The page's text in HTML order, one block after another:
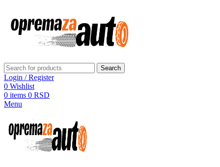
Search
Login / Register
0 Wishlist
0 items 0 RSD
Menu